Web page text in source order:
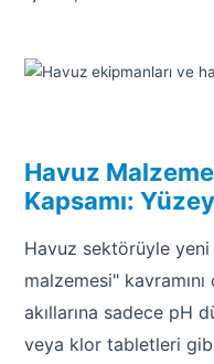
Selenoid
Havuz Elektrik
Havuz
Kapsamı:
Havuz sektörüyle yeni
malzemesi"
akıllarına sadece pH
veya klor tabletleri